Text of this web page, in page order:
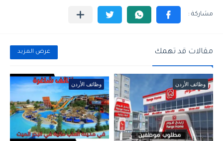
مقالات قد تهمك عرض المزيد
وظائف الأردن وظائف الأردن